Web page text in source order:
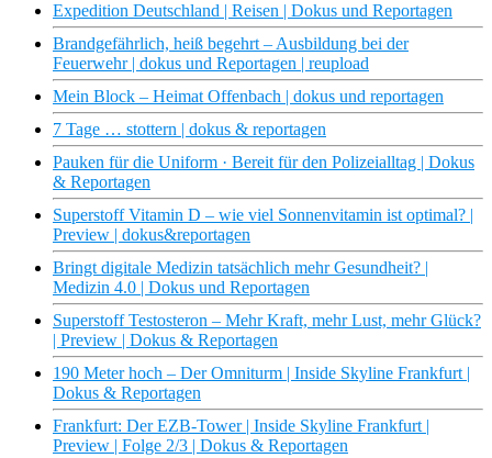
Expedition Deutschland | Reisen | Dokus und Reportagen
Brandgefährlich, heiß begehrt – Ausbildung bei der
Feuerwehr | dokus und Reportagen | reupload
Mein Block – Heimat Offenbach | dokus und reportagen
7 Tage … stottern | dokus & reportagen
Pauken für die Uniform · Bereit für den Polizeialltag | Dokus
& Reportagen
Superstoff Vitamin D – wie viel Sonnenvitamin ist optimal? |
Preview | dokus&reportagen
Bringt digitale Medizin tatsächlich mehr Gesundheit? |
Medizin 4.0 | Dokus und Reportagen
Superstoff Testosteron – Mehr Kraft, mehr Lust, mehr Glück?
| Preview | Dokus & Reportagen
190 Meter hoch – Der Omniturm | Inside Skyline Frankfurt |
Dokus & Reportagen
Frankfurt: Der EZB-Tower | Inside Skyline Frankfurt |
Preview | Folge 2/3 | Dokus & Reportagen